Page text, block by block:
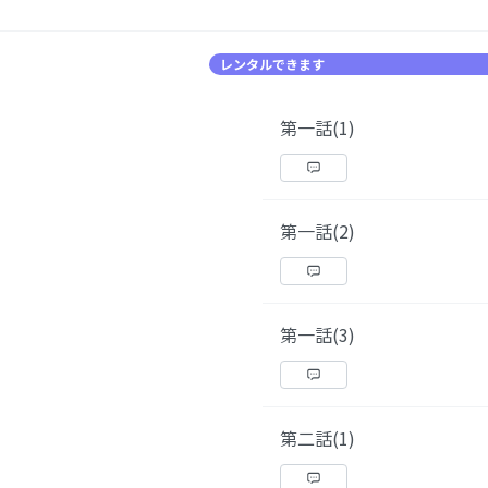
レンタルできます
第一話(1)
第一話(2)
第一話(3)
第二話(1)